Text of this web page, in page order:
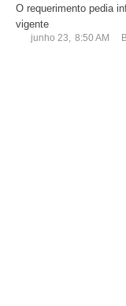
O requerimento pedia
vigente
junho 23, 8:50 AM